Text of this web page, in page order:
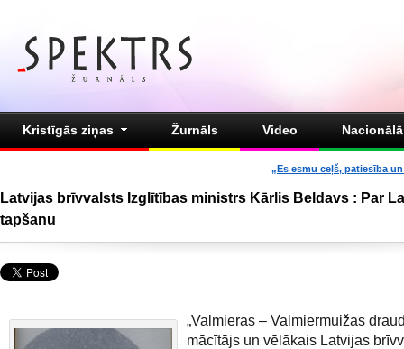
Kristīgās ziņas Žurnāls Video
„Es esmu ceļš, patiesība
Latvijas brīvvalsts Izglītības ministrs Kārlis Beldavs : Par
tapšanu
„Valmieras – Valmiermuižas
mācītājs un vēlākais Latvijas